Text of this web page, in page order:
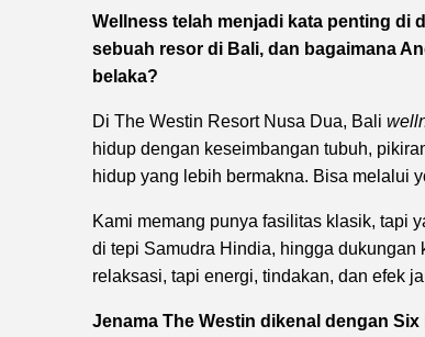
Wellness telah menjadi kata penting di
sebuah resor di Bali, dan bagaimana
belaka?
Di The Westin Resort Nusa Dua, Bali
hidup dengan keseimbangan tubuh,
hidup yang lebih bermakna. Bisa melalui
Kami memang punya fasilitas klasik, tapi
di tepi Samudra Hindia, hingga dukungan
relaksasi, tapi energi, tindakan, dan efek
Jenama The Westin dikenal dengan